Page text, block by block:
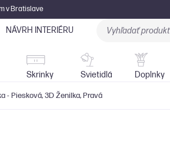
v Bratislave
NÁVRH INTERIÉRU
Skrinky Svietidlá Doplnky
- Piesková, 3D Ženilka, Pravá